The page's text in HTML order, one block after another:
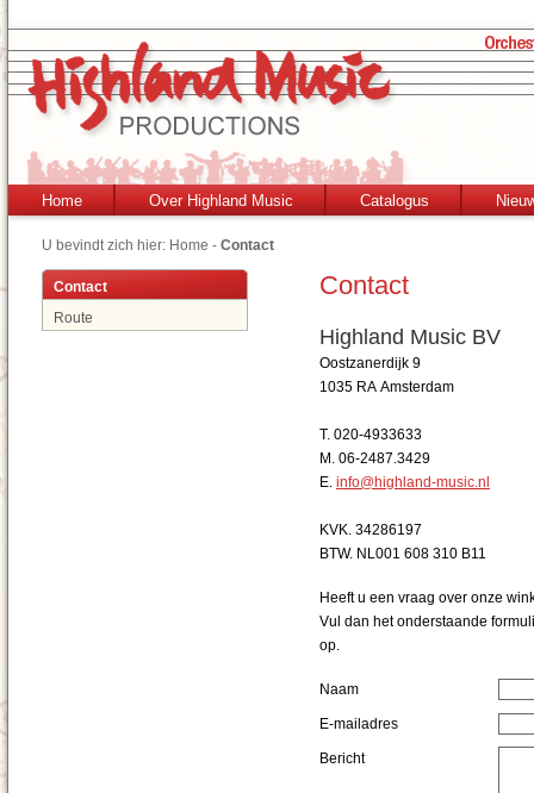
Home Over Highland Music Catalogus
U bevindt zich hier: Home - Contact
Contact
Route
Contact
Highland Music BV
Oostzanerdijk 9
1035 RA Amsterdam
T. 020-4933633
M. 06-2487.3429
E. info@highland-music.nl
KVK. 34286197
BTW. NL001 608 310 B11
Heeft u een vraag over onze
Vul dan het onderstaande
op.
Naam
E-mailadres
Bericht